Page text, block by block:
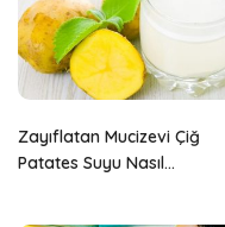
Zayıflatan Mucizevi Çiğ
Patates Suyu Nasıl